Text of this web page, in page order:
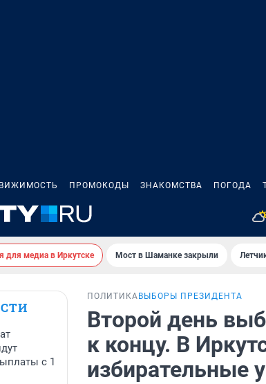
ПРОМОКОДЫ ЗНАКОМСТВА ПОГОДА
для медиа в Иркутске Мост в Шаманке закрыли
с 1
ПОЛИТИКА ВЫБОРЫ ПРЕЗИДЕНТА
Второй день
к концу. В
избирательные